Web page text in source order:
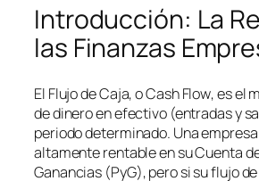
Introducción: La
las Finanzas
El Flujo de Caja, oCash Flow, es el
de dinero en efectivo (entradas y
periodo determinado. Una
altamente rentable en su Cuenta
Ganancias (PyG), pero si su flujo